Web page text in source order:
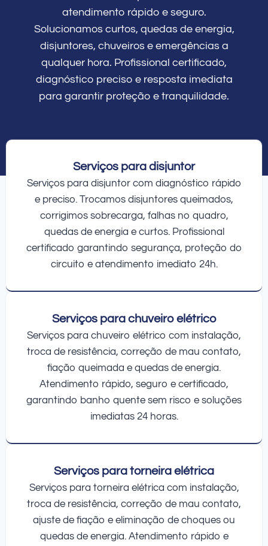
atendimento rápido e seguro.
Solucionamos curtos, quedas de energia,
disjuntores, chuveiros e emergências a
qualquer hora. Profissional certificado,
diagnóstico preciso e resposta imediata
para garantir proteção e tranquilidade.
Serviços para disjuntor
Serviços para disjuntor com diagnóstico rápido
e preciso. Trocamos disjuntores queimados,
corrigimos sobrecarga, falhas no quadro,
quedas de energia e curtos. Profissional
certificado garantindo segurança, proteção do
circuito e atendimento imediato 24h.
Serviços para chuveiro elétrico
Serviços para chuveiro elétrico com instalação,
troca de resistência, correção de mau contato,
fiação queimada e quedas de energia.
Atendimento rápido, seguro e certificado,
garantindo banho quente sem risco e soluções
imediatas 24 horas.
Serviços para torneira elétrica
Serviços para torneira elétrica com instalação,
troca de resistência, correção de mau contato,
ajuste de fiação e eliminação de choques ou
quedas de energia. Atendimento rápido e